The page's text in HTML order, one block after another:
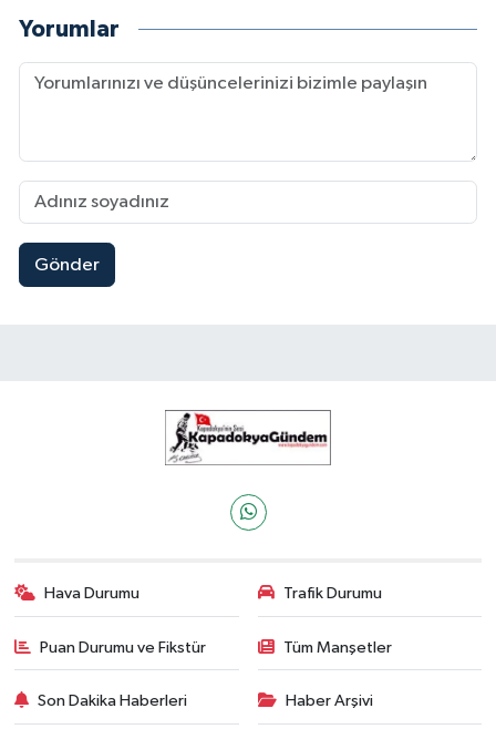
Yorumlar
Gönder
Hava Durumu Trafik Durumu
Puan Durumu ve Fikstür Tüm Manşetler
Son Dakika Haberleri Haber Arşivi